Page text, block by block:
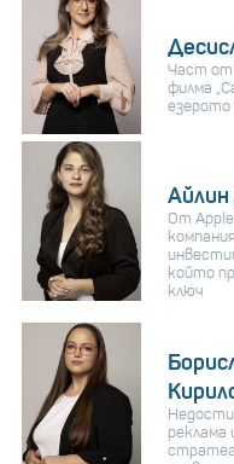
Част от
филма
езерото
От
който
ключ
реклама